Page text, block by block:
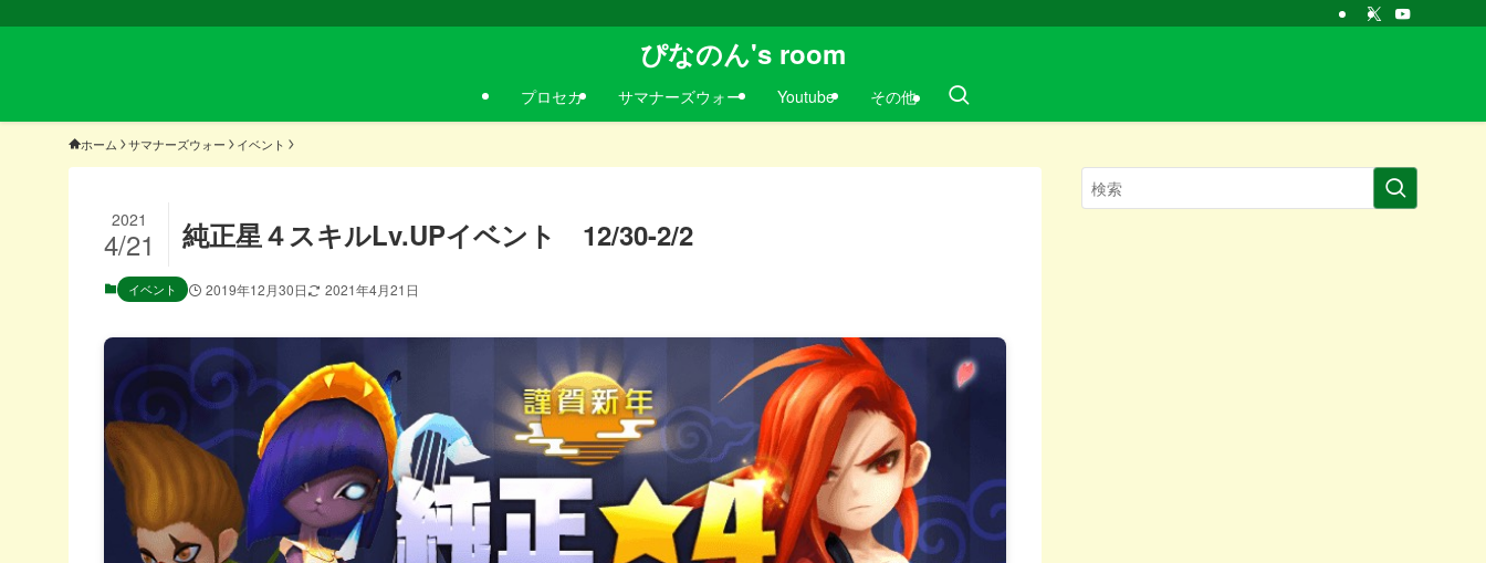
ぴなのん's room
プロセカ サマナーズウォー Youtube その他
ホーム サマナーズウォー イベント
純正星４スキルLv.UPイベント 12/30-2/2
2021
4/21
イベント 2019年12月30日 2021年4月21日